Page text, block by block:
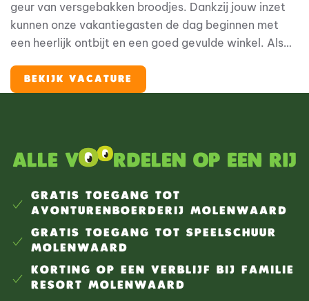
geur van versgebakken broodjes. Dankzij jouw inzet
kunnen onze vakantiegasten de dag beginnen met
een heerlijk ontbijt en een goed gevulde winkel. Als
een unieke plek binnen het resort. Je zorgt ervoor dat
de broodjes vers worden afgebakken, de winkel er
BEKIJK VACATURE
Alle v rdelen op een rij
GRATIS TOEGANG TOT
AVONTURENBOERDERIJ MOLENWAARD
GRATIS TOEGANG TOT SPEELSCHUUR
MOLENWAARD
KORTING OP EEN VERBLIJF BIJ FAMILIE
RESORT MOLENWAARD